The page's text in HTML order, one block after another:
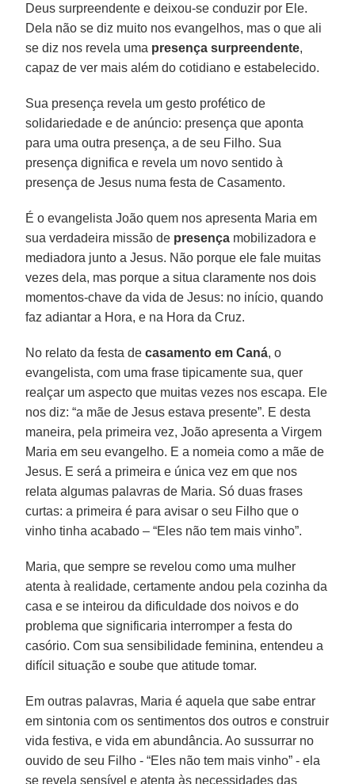
Deus surpreendente e deixou-se conduzir por Ele.
Dela não se diz muito nos evangelhos, mas o que ali
se diz nos revela uma presença surpreendente,
capaz de ver mais além do cotidiano e estabelecido.
Sua presença revela um gesto profético de
solidariedade e de anúncio: presença que aponta
para uma outra presença, a de seu Filho. Sua
presença dignifica e revela um novo sentido à
presença de Jesus numa festa de Casamento.
É o evangelista João quem nos apresenta Maria em
sua verdadeira missão de presença mobilizadora e
mediadora junto a Jesus. Não porque ele fale muitas
vezes dela, mas porque a situa claramente nos dois
momentos-chave da vida de Jesus: no início, quando
faz adiantar a Hora, e na Hora da Cruz.
No relato da festa decasamento em Caná, o
evangelista, com uma frase tipicamente sua, quer
realçar um aspecto que muitas vezes nos escapa. Ele
nos diz: “a mãe de Jesus estava presente”. E desta
maneira, pela primeira vez, João apresenta a Virgem
Maria em seu evangelho. E a nomeia como a mãe de
Jesus. E será a primeira e única vez em que nos
relata algumas palavras de Maria. Só duas frases
curtas: a primeira é para avisar o seu Filho que o
vinho tinha acabado – “Eles não tem mais vinho”.
Maria, que sempre se revelou como uma mulher
atenta à realidade, certamente andou pela cozinha da
casa e se inteirou da dificuldade dos noivos e do
problema que significaria interromper a festa do
casório. Com sua sensibilidade feminina, entendeu a
difícil situação e soube que atitude tomar.
Em outras palavras, Maria é aquela que sabe entrar
em sintonia com os sentimentos dos outros e construir
vida festiva, e vida em abundância. Ao sussurrar no
ouvido de seu Filho - “Eles não tem mais vinho” - ela
se revela sensível e atenta às necessidades das